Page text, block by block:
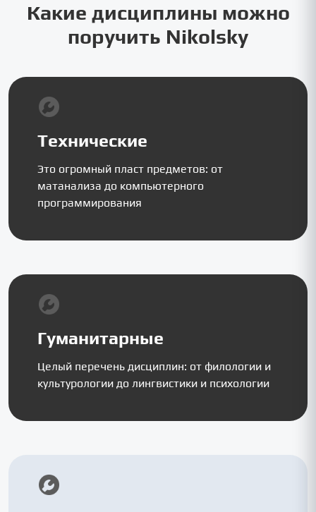
Какие дисциплины можно
поручить Nikolsky
Технические
Это огромный пласт предметов: от
матанализа до компьютерного
программирования
Гуманитарные
Целый перечень дисциплин: от филологии и
культурологии до лингвистики и психологии